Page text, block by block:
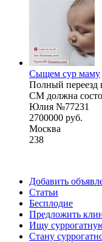
Сыщем сур маму
Полный переезд
СМ должна
Юлия №77231
2700000 руб.
Москва
238
Добавить
Статьи
Бесплодие
Предложить
Ищу
Стану